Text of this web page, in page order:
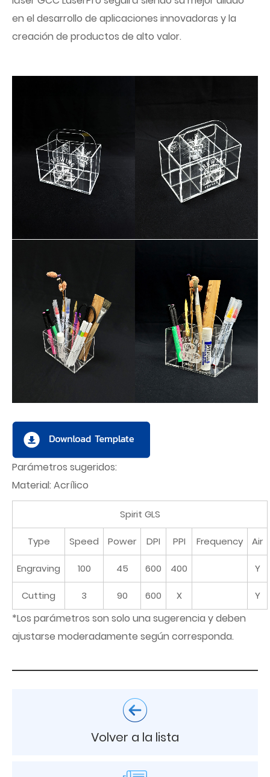
en el desarrollo de aplicaciones innovadoras y la
creación de productos de alto valor.
Parámetros sugeridos:
Material: Acrílico
Spirit GLS
Type Speed Power DPI PPI Frequency Air
Engraving 100 45 600 400 Y
Cutting 3 90 600 X Y
*Los parámetros son solo una sugerencia y deben
ajustarse moderadamente según corresponda.
Volver a la lista